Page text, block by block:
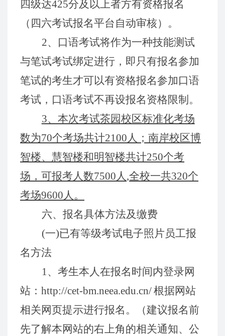
四级达425分及以上者方有资格报名
（四六考试报名平台自动审核） 。
2、口语考试将作为一种技能测试
与笔试考试绑定进行，即只有报名参加
笔试的考生才可以有资格报名参加口语
考试，口语考试不再设报名资格限制。
3、本次考试茶园校区标准化考场
数为70个考场共计2100人；南岸校区博
智楼、 慧智楼和明智楼共计250个考
场 ， 可报考人数7500人,全校一共320个
考场9600人。
六、报名具体方法及缴费
(一)已有等级考试电子照片员工报
名方法
1、考生本人在报名时间内登录网
站： http://cet-bm.neea.edu.cn/根据网站
相关网页提示进行报名。（建议报名前
先了解本网站的右上角的相关通知、公